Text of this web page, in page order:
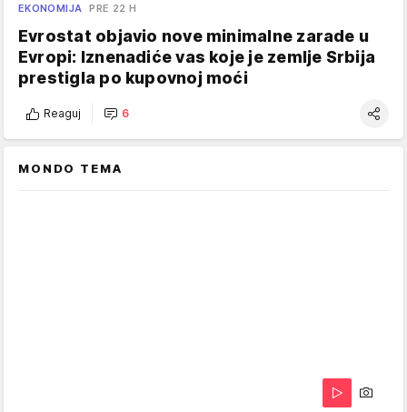
EKONOMIJA PRE 22 H
Evrostat objavio nove minimalne zarade u
Evropi: Iznenadiće vas koje je zemlje Srbija
prestigla po kupovnoj moći
Reaguj 6
MONDO TEMA